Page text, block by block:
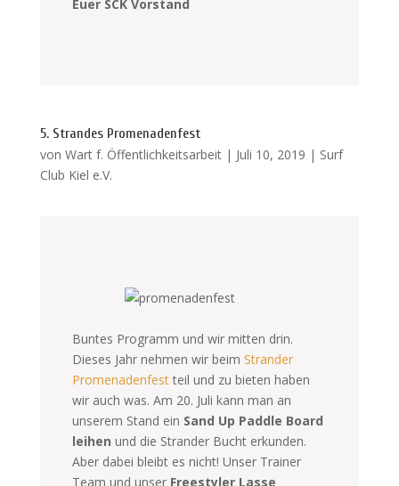
Euer SCK Vorstand
5. Strandes Promenadenfest
von Wart f. Öffentlichkeitsarbeit| Juli 10, 2019 | Surf
Club Kiel e.V.
Buntes Programm und wir mitten drin.
Dieses Jahr nehmen wir beim Strander
Promenadenfestteil und zu bieten haben
wir auch was. Am 20. Juli kann man an
unserem Stand ein Sand Up Paddle Board
leihen und die Strander Bucht erkunden.
Aber dabei bleibt es nicht! Unser Trainer
Team und unser Freestyler Lasse